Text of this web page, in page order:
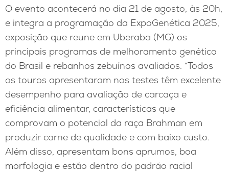
O evento acontecerá no dia 21 de agosto, às 20h,
e integra a programação da ExpoGenética 2025,
exposição que reune em Uberaba (MG) os
principais programas de melhoramento genético
do Brasil e rebanhos zebuínos avaliados. “Todos
os touros apresentaram nos testes têm excelente
desempenho para avaliação de carcaça e
eficiência alimentar, características que
comprovam o potencial da raça Brahman em
produzir carne de qualidade e com baixo custo.
Além disso, apresentam bons aprumos, boa
morfologia e estão dentro do padrão racial